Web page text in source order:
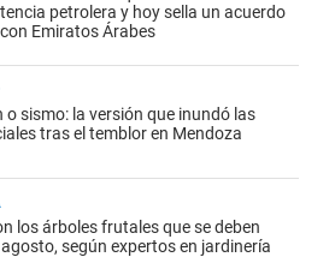
petrolera y hoy sella un acuerdo
Emiratos Árabes
o sismo: la versión que inundó las
tras el temblor en Mendoza
los árboles frutales que se deben
según expertos en jardinería